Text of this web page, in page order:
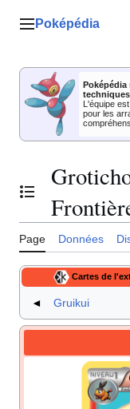
Menu principal
Poképédia
L'équipe
pour les
Basculer la table
Page Données
Cartes de
◄ Gruikui